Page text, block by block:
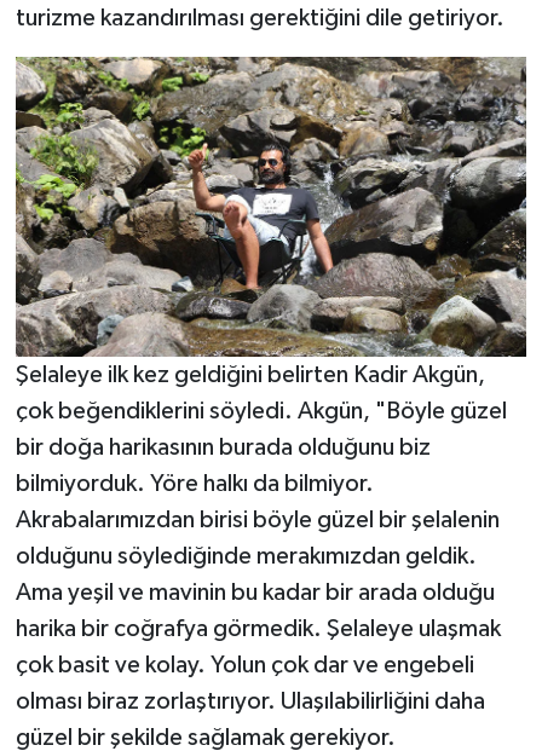
turizme kazandırılması gerektiğini dile getiriyor.
Şelaleye ilk kez geldiğini belirten Kadir Akgün,
çok beğendiklerini söyledi. Akgün, "Böyle güzel
bir doğa harikasının burada olduğunu biz
bilmiyorduk. Yöre halkı da bilmiyor.
Akrabalarımızdan birisi böyle güzel bir şelalenin
olduğunu söylediğinde merakımızdan geldik.
Ama yeşil ve mavinin bu kadar bir arada olduğu
harika bir coğrafya görmedik. Şelaleye ulaşmak
çok basit ve kolay. Yolun çok dar ve engebeli
olması biraz zorlaştırıyor. Ulaşılabilirliğini daha
güzel bir şekilde sağlamak gerekiyor.